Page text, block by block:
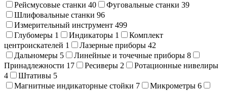
Рейсмусовые станки 40 Фуговальные станки 39
Шлифовальные станки 96
Измерительный инструмент 499
Глубомеры 1 Индикаторы 1
Комплект
центроискателей 1 Лазерные приборы 42
Дальномеры 5 Линейные и точечные приборы 8
Принадлежности 17 Ресиверы 2
Ротационные нивелиры
4
Штативы 5
Магнитные индикаторные стойки 7 Микрометры 6